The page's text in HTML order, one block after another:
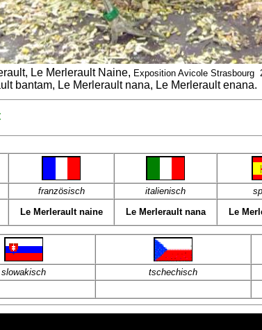
Le Merlerault Naine, Exposition Avicole Strasbourg
bantam, Le Merlerault nana, Le Merlerault enana.
französisch italienisch
Le Merlerault naine Le Merlerault nana Le
slowakisch tschechisch